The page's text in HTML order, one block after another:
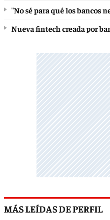
"No sé para qué los bancos
Nueva fintech creada por
MÁS LEÍDAS DE PERFIL